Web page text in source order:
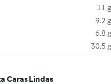
11 g
9.2 g
6.8 g
30.5 g
Caras Lindas